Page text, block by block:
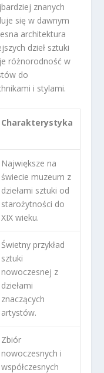
znanych
się w dawnym
architektura
dzieł sztuki
różnorodność w
do
i stylami.
Charakterystyka
Największe na
świecie muzeum z
dziełami sztuki od
starożytności do
XIX wieku.
Świetny przykład
sztuki
nowoczesnej z
dziełami
znaczących
artystów.
Zbiór
nowoczesnych i
współczesnych